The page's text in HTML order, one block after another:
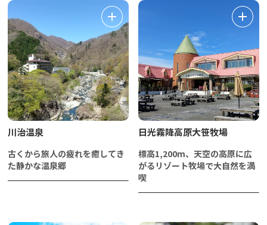
川治温泉
古くから旅人の疲れを癒してき
た静かな温泉郷
日光霧降高原大笹牧場
標高1,200m、天空の高原に広
がるリゾート牧場で大自然を満
喫